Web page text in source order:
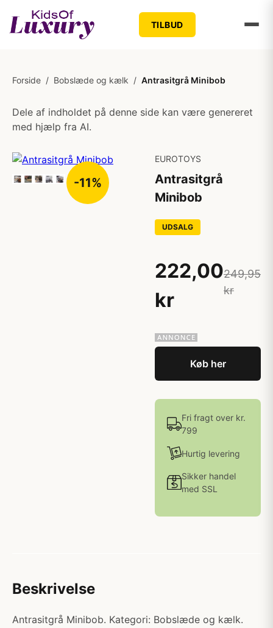
TILBUD
Forside / Bobslæde og kælk / Antrasitgrå Minibob
Dele af indholdet på denne side kan være genereret
med hjælp fra AI.
-11%
EUROTOYS
Antrasitgrå
Minibob
UDSALG
222,00
kr
249,95
kr
Køb her
Fri fragt over kr.
799
Hurtig levering
Sikker handel
med SSL
Beskrivelse
Antrasitgrå Minibob. Kategori: Bobslæde og kælk.